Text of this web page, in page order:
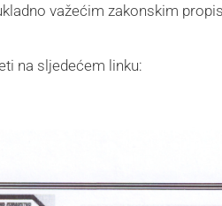
važećim zakonskim
na sljedećem linku: